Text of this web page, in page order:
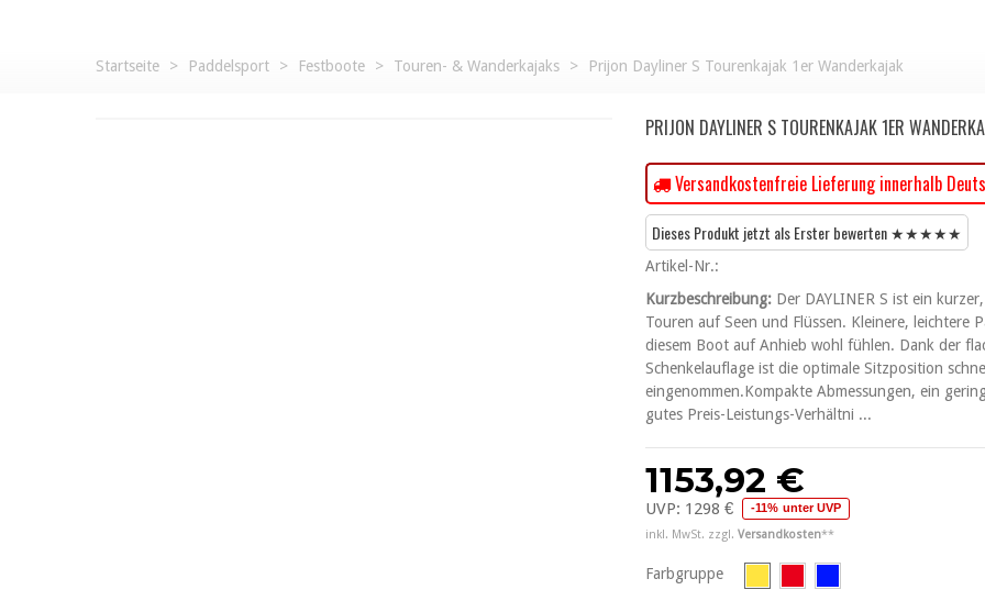
Startseite > Paddelsport > Festboote > Touren- & Wanderkajaks > Prijon Dayliner S Tourenkajak 1er Wanderkajak
PRIJON DAYLINER S TOURENKAJAK 1ER
Versandkostenfreie Lieferung innerhalb
Dieses Produkt jetzt als Erster bewerten ★★★★★
Artikel-Nr.:
Kurzbeschreibung: Der DAYLINER S ist ein
Touren auf Seen und Flüssen. Kleinere, leichtere
diesem Boot auf Anhieb wohl fühlen. Dank der
Schenkelauflage ist die optimale Sitzposition
eingenommen.Kompakte Abmessungen, ein
gutes Preis-Leistungs-Verhältni ...
1153,92 €
UVP: 1298 € -11% unter UVP
inkl. MwSt. zzgl. Versandkosten**
Farbgruppe